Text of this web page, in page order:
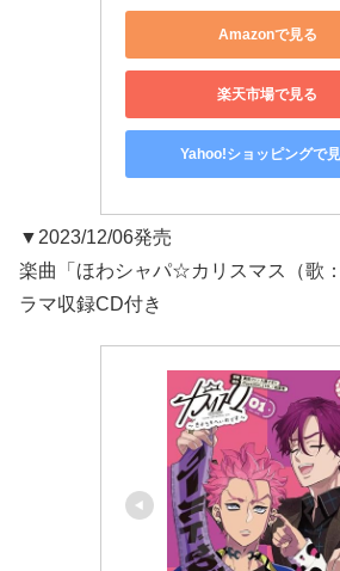
Amazonで見る
楽天市場で見る
Yahoo!ショッピングで
▼2023/12/06発売
楽曲「ほわシャパ☆カリスマス（歌
ラマ収録CD付き